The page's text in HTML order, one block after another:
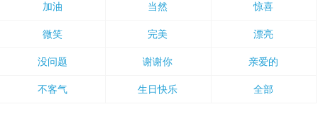
加油 当然 惊喜
微笑 完美 漂亮
没问题 谢谢你 亲爱的
不客气 生日快乐 全部